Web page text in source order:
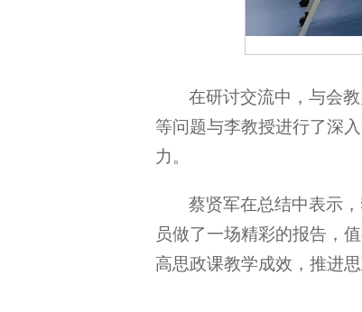
在研讨交流中，与会
等问题与李教授进行了深
力。
蔡贤军在总结中表示
员做了一场精彩的报告，
高思政课教学成效，推进